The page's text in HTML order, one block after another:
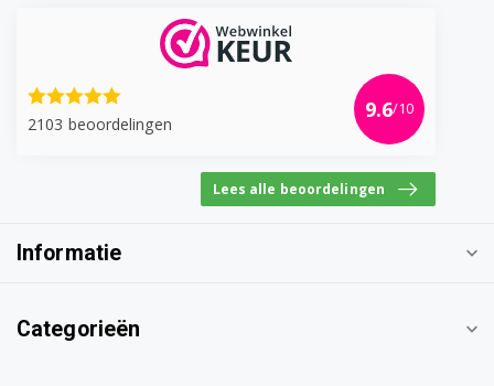
2103 beoordelingen
9.6/10
Lees alle beoordelingen
Informatie
Categorieën